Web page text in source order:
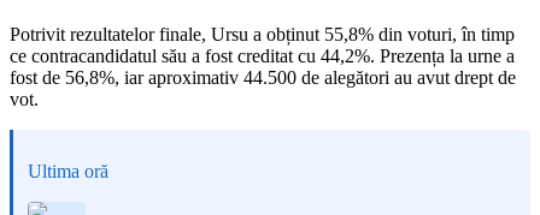
Potrivit rezultatelor finale, Ursu a obținut 55,8% din voturi, în timp
ce contracandidatul său a fost creditat cu 44,2%. Prezența la urne a
fost de 56,8%, iar aproximativ 44.500 de alegători au avut drept de
vot.
Ultima oră